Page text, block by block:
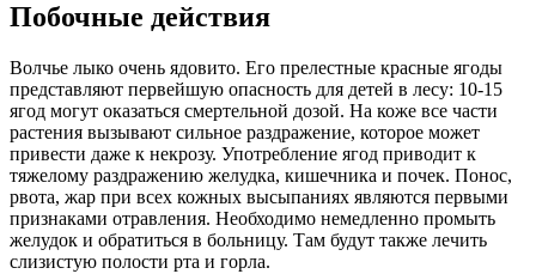
Побочные действия
Волчье лыко очень ядовито. Его прелестные красные ягоды
представляют первейшую опасность для детей в лесу: 10-15
ягод могут оказаться смертельной дозой. На коже все части
растения вызывают сильное раздражение, которое может
привести даже к некрозу. Употребление ягод приводит к
тяжелому раздражению желудка, кишечника и почек. Понос,
рвота, жар при всех кожных высыпаниях являются первыми
признаками отравления. Необходимо немедленно промыть
желудок и обратиться в больницу. Там будут также лечить
слизистую полости рта и горла.